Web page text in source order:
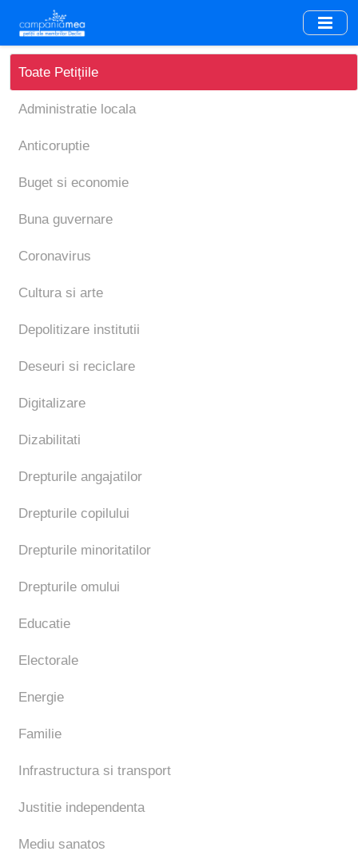
main
content
Toate Petițiile
Administratie locala
Anticoruptie
Buget si economie
Buna guvernare
Coronavirus
Cultura si arte
Depolitizare institutii
Deseuri si reciclare
Digitalizare
Dizabilitati
Drepturile angajatilor
Drepturile copilului
Drepturile minoritatilor
Drepturile omului
Educatie
Electorale
Energie
Familie
Infrastructura si transport
Justitie independenta
Mediu sanatos